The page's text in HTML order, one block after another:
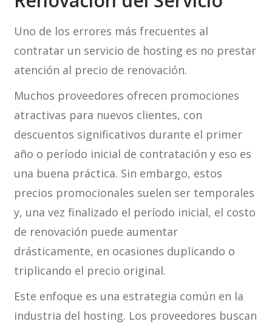
Uno de los errores más frecuentes al
contratar un servicio de hosting es no prestar
atención al precio de renovación.
Muchos proveedores ofrecen promociones
atractivas para nuevos clientes, con
descuentos significativos durante el primer
año o período inicial de contratación y eso es
una buena práctica. Sin embargo, estos
precios promocionales suelen ser temporales
y, una vez finalizado el período inicial, el costo
de renovación puede aumentar
drásticamente, en ocasiones duplicando o
triplicando el precio original.
Este enfoque es una estrategia común en la
industria del hosting. Los proveedores buscan